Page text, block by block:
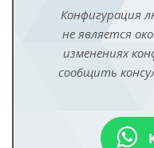
Конфигурация
не является
изменениях
сообщить